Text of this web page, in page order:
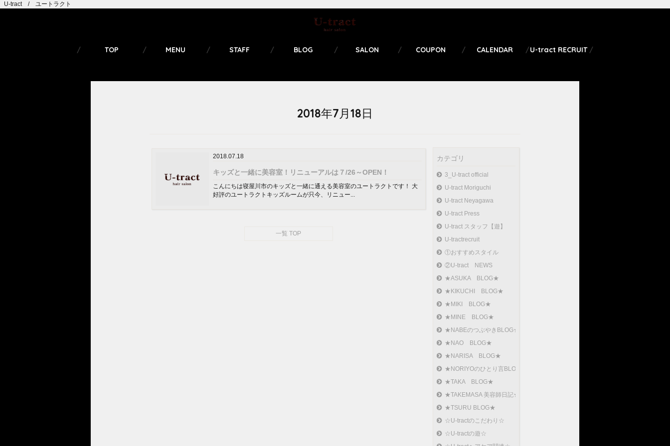
U-tract / ユートラクト
TOP MENU STAFF BLOG SALON COUPON CALENDAR U-tract RECRUIT
2018年7月18日
2018.07.18
キッズと一緒に美容室！リニューアルは７/26～OPEN！
こんにちは寝屋川市のキッズと一緒に通える美容室のユートラクトです！ 大
好評のユートラクトキッズルームが只今、リニュー...
一覧 TOP
カテゴリ
3_U-tract official
U-tract Moriguchi
U-tract Neyagawa
U-tract Press
U-tract スタッフ【遊】
U-tractrecruit
①おすすめスタイル
②U-tract NEWS
★ASUKA BLOG★
★KIKUCHI BLOG★
★MIKI BLOG★
★MINE BLOG★
★NABEのつぶやきBLOG★
★NAO BLOG★
★NARISA BLOG★
★NORIYOのひとり言BLOG
★TAKA BLOG★
★TAKEMASA 美容師日記★
★TSURU BLOG★
☆U-tractのこだわり☆
☆U-tractの遊☆